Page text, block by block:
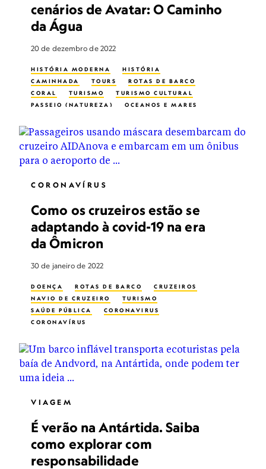
cenários de Avatar: O Caminho
da Água
20 de dezembro de 2022
HISTÓRIA MODERNA
HISTÓRIA
CAMINHADA
TOURS
ROTAS DE BARCO
CORAL
TURISMO
TURISMO CULTURAL
PASSEIO (NATUREZA)
OCEANOS E MARES
ECOTURISMO
SUSTENTABILIDADE
VIDA NOS OCEANOS
CIRCUITOS A PÉ
CORONAVÍRUS
Como os cruzeiros estão se
adaptando à covid-19 na era
da Ômicron
30 de janeiro de 2022
DOENÇA ROTAS DE BARCO
CRUZEIROS
NAVIO DE CRUZEIRO
TURISMO
SAÚDE PÚBLICA
CORONAVIRUS
CORONAVÍRUS
VIAGEM
É verão na Antártida. Saiba
como explorar com
responsabilidade